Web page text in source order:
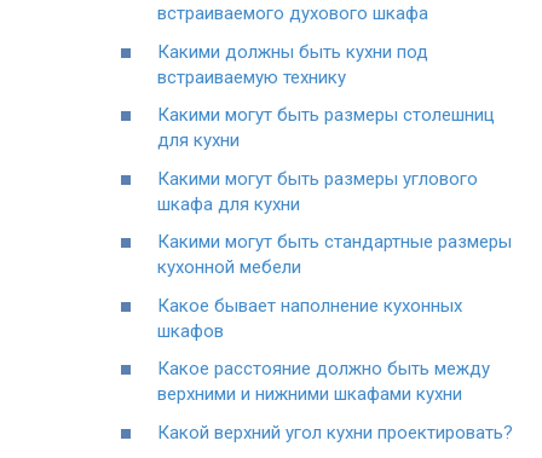
встраиваемого духового шкафа
Какими должны быть кухни под
встраиваемую технику
Какими могут быть размеры столешниц
для кухни
Какими могут быть размеры углового
шкафа для кухни
Какими могут быть стандартные размеры
кухонной мебели
Какое бывает наполнение кухонных
шкафов
Какое расстояние должно быть между
верхними и нижними шкафами кухни
Какой верхний угол кухни проектировать?